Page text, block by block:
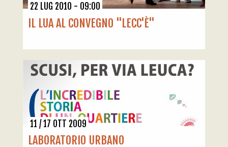
22 LUG 2010 - 09:00
IL LUA AL CONVEGNO "LECC'È"
11 / 17 OTT 2009
LABORATORIO URBANO